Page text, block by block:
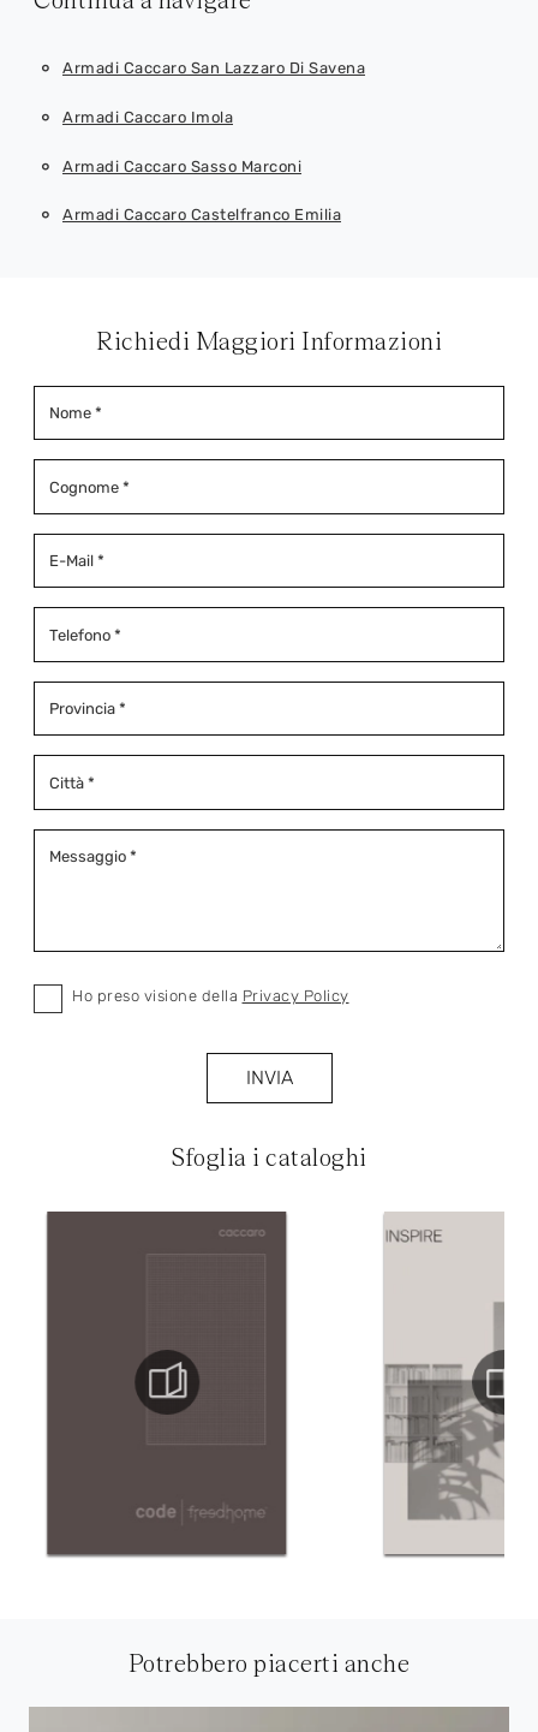
Armadi Caccaro San Lazzaro Di Savena
Armadi Caccaro Imola
Armadi Caccaro Sasso Marconi
Armadi Caccaro Castelfranco Emilia
Sfoglia i cataloghi
Richiedi Maggiori Informazioni
Ho preso visione della Privacy Policy
INVIA
Potrebbero piacerti anche